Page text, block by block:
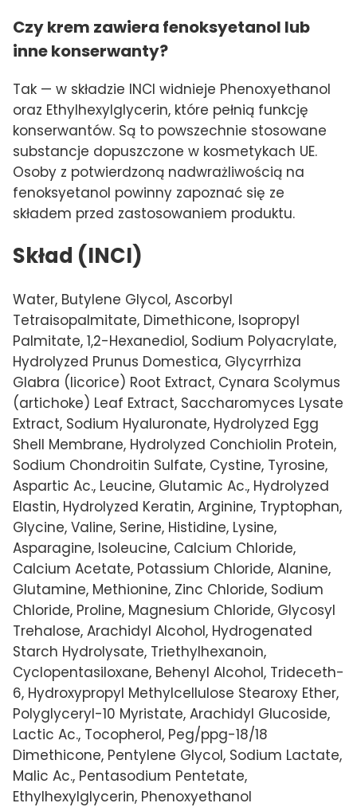
Czy krem zawiera fenoksyetanol lub
inne konserwanty?
Tak — w składzie INCI widnieje Phenoxyethanol
oraz Ethylhexylglycerin, które pełnią funkcję
konserwantów. Są to powszechnie stosowane
substancje dopuszczone w kosmetykach UE.
Osoby z potwierdzoną nadwrażliwością na
fenoksyetanol powinny zapoznać się ze
składem przed zastosowaniem produktu.
Skład (INCI)
Water, Butylene Glycol, Ascorbyl
Tetraisopalmitate, Dimethicone, Isopropyl
Palmitate, 1,2-Hexanediol, Sodium Polyacrylate,
Hydrolyzed Prunus Domestica, Glycyrrhiza
Glabra (licorice) Root Extract, Cynara Scolymus
(artichoke) Leaf Extract, Saccharomyces Lysate
Extract, Sodium Hyaluronate, Hydrolyzed Egg
Shell Membrane, Hydrolyzed Conchiolin Protein,
Sodium Chondroitin Sulfate, Cystine, Tyrosine,
Aspartic Ac., Leucine, Glutamic Ac., Hydrolyzed
Elastin, Hydrolyzed Keratin, Arginine, Tryptophan,
Glycine, Valine, Serine, Histidine, Lysine,
Asparagine, Isoleucine, Calcium Chloride,
Calcium Acetate, Potassium Chloride, Alanine,
Glutamine, Methionine, Zinc Chloride, Sodium
Chloride, Proline, Magnesium Chloride, Glycosyl
Trehalose, Arachidyl Alcohol, Hydrogenated
Starch Hydrolysate, Triethylhexanoin,
Cyclopentasiloxane, Behenyl Alcohol, Trideceth-
6, Hydroxypropyl Methylcellulose Stearoxy Ether,
Polyglyceryl-10 Myristate, Arachidyl Glucoside,
Lactic Ac., Tocopherol, Peg/ppg-18/18
Dimethicone, Pentylene Glycol, Sodium Lactate,
Malic Ac., Pentasodium Pentetate,
Ethylhexylglycerin, Phenoxyethanol